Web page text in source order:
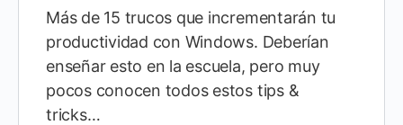
Más de 15 trucos que incrementarán tu
productividad con Windows. Deberían
enseñar esto en la escuela, pero muy
pocos conocen todos estos tips &
tricks…